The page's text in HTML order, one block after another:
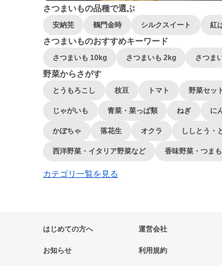
さつまいもの品種で選ぶ
安納芫 鶴門金時 シルクスイート 紅
さつまいものおすすめキーワード
さつまいも 10kg さつまいも 2kg さつま
野菜からさがす
とうもろこし 枝豆 トマト 野菜セッ
じゃがいも 青菜・菜っぱ類 ねぎ に
かぼちゃ 落花生 オクラ ししとう・
西洋野菜・イタリア野菜など 香味野菜・つま
カテゴリ一覧を見る
はじめての方へ
お知らせ
運営会社
利用規約